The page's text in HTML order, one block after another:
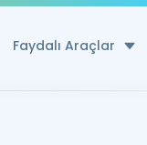
Faydalı Araçlar